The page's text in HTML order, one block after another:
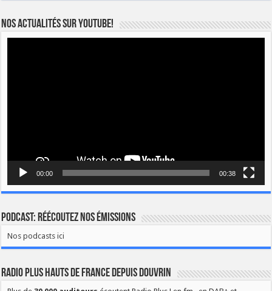
Nos actualités sur YOUTUBE!
00:00 00:38
Podcast: Réécoutez nos émissions
Nos podcasts ici
Radio Plus Hauts de France depuis Douvrin